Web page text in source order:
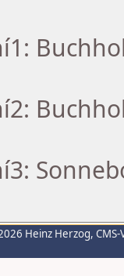
Heinz Herzog,